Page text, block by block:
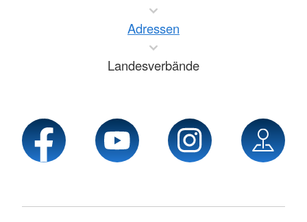
Adressen
Landesverbände